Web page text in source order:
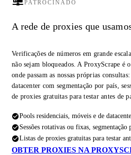
PATROCINADO
A rede de proxies que
Verificações de números em grande
não sejam bloqueados. A ProxyScrape é
onde passam as nossas próprias
datacenter com segmentação por país,
de proxies gratuitas para testar antes de
Pools residenciais, móveis e de
Sessões rotativas ou fixas, segmentação
Listas de proxies gratuitas para testar
OBTER PROXIES NA